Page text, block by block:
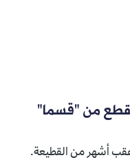
من "قسما"
عقب أشهر من القطيعة.